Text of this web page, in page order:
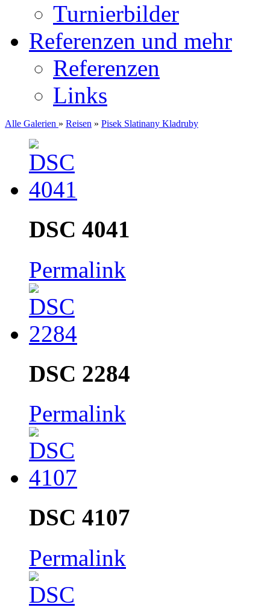
Turnierbilder
Referenzen und mehr
Referenzen
Links
Alle Galerien » Reisen » Pisek Slatinany Kladruby
DSC 4041
Permalink
DSC 2284
Permalink
DSC 4107
Permalink